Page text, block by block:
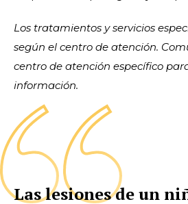
Los tratamientos y servicios
según el centro de atención.
centro de atención específico
información.
Las lesiones de un